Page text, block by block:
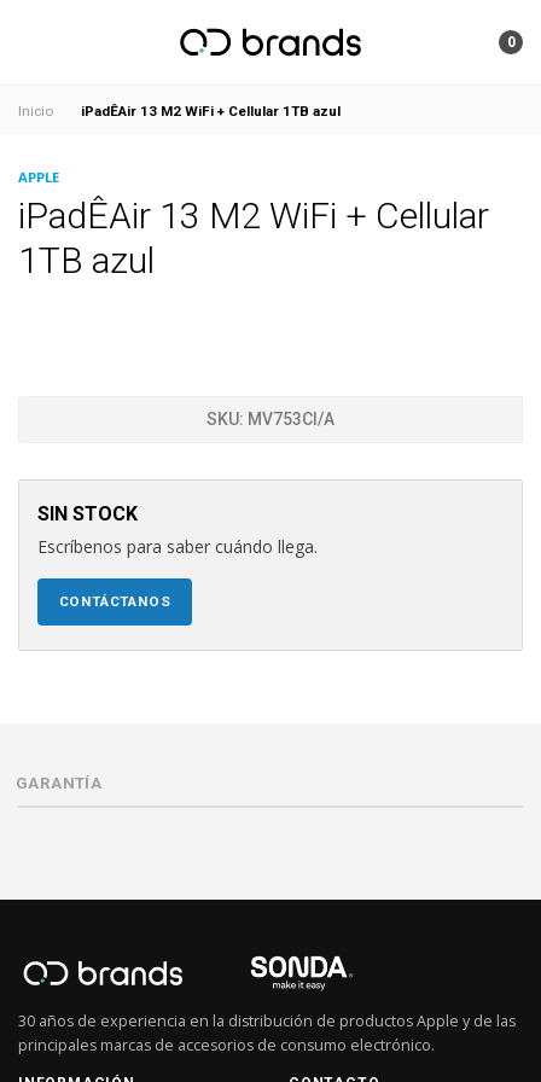
0
Inicio iPadÊAir 13 M2 WiFi + Cellular 1TB azul
APPLE
iPadÊAir 13 M2 WiFi + Cellular
1TB azul
SKU: MV753CI/A
SIN STOCK
Escríbenos para saber cuándo llega.
CONTÁCTANOS
GARANTÍA
30 años de experiencia en la distribución de productos Apple y de las
principales marcas de accesorios de consumo electrónico.